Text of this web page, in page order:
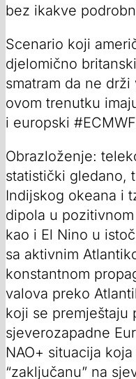
bez ikakve
Scenario koji
djelomično
smatram da ne
ovom trenutku
i europski
Obrazloženje:
statistički gledano,
Indijskog okeana i
dipola u
kao i El Nino u
sa aktivnim
konstantnom
valova preko
koji se premještaju
sjeverozapadne
NAO+ situacija
“zaključanu” na